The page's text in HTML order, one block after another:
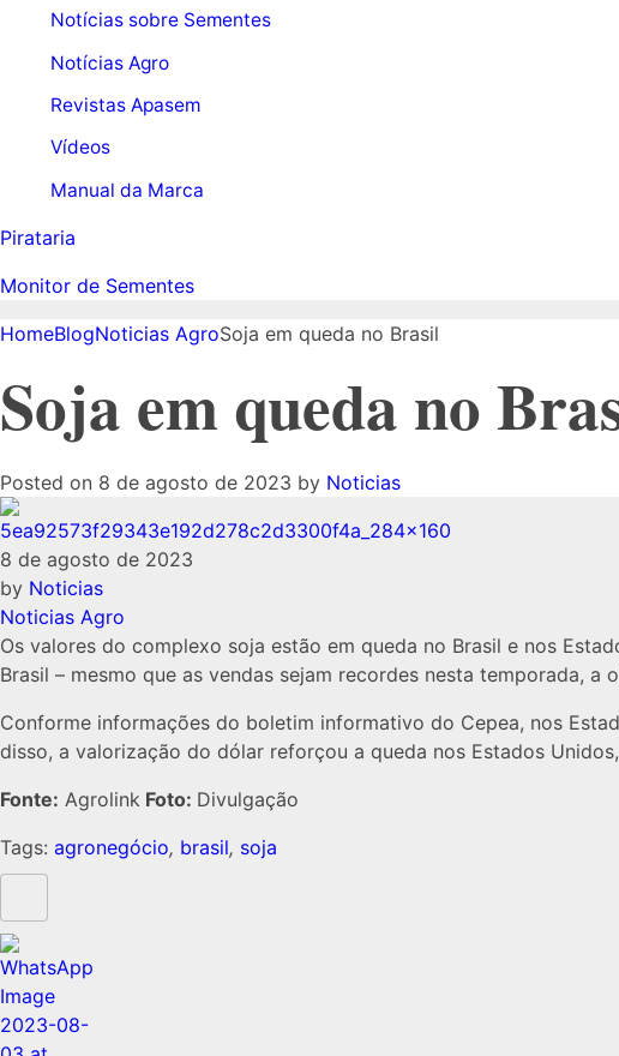
Notícias sobre Sementes
Notícias Agro
Revistas Apasem
Vídeos
Manual da Marca
Pirataria
Monitor de Sementes
HomeBlogNoticias AgroSoja em queda no Brasil
Soja em queda no
Posted on 8 de agosto de 2023 by Noticias
Soja
em
queda
no
Brasil
8 de agosto de 2023
by Noticias
Noticias Agro
Os valores do complexo soja estão em queda no Brasil e nos
Brasil – mesmo que as vendas sejam recordes nesta temporada,
Conforme informações do boletim informativo do Cepea, nos
disso, a valorização do dólar reforçou a queda nos Estados
Fonte: Agrolink Foto: Divulgação
Tags: agronegócio, brasil, soja